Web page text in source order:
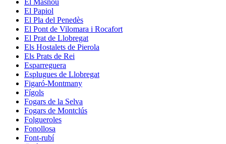
El Papiol
El Pla del Penedès
El Pont de Vilomara i Rocafort
El Prat de Llobregat
Els Hostalets de Pierola
Els Prats de Rei
Esparreguera
Esplugues de Llobregat
Figaró-Montmany
Fígols
Fogars de la Selva
Fogars de Montclús
Folgueroles
Fonollosa
Font-rubí